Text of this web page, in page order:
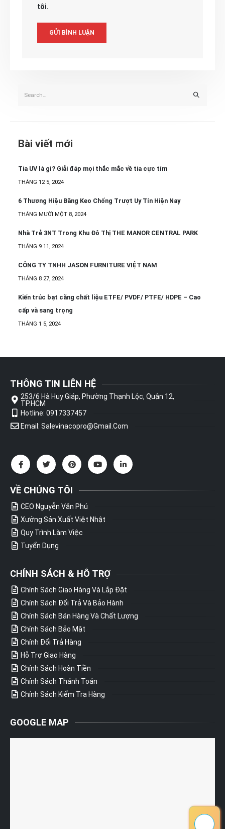
tôi.
Bài viết mới
Tia UV là gì? Giải đáp mọi thắc mắc về tia cực tím
THÁNG 12 5, 2024
6 Thương Hiệu Băng Keo Chống Trượt Uy Tín Hiện Nay
THÁNG MƯỜI MỘT 8, 2024
Nhà Trẻ 3NT Trong Khu Đô Thị THE MANOR CENTRAL PARK
THÁNG 9 11, 2024
CÔNG TY TNHH JASON FURNITURE VIỆT NAM
THÁNG 8 27, 2024
Kiến trúc bạt căng chất liệu ETFE/ PVDF/ PTFE/ HDPE – Cao
cấp và sang trọng
THÁNG 1 5, 2024
THÔNG TIN LIÊN HỆ
253/6 Hà Huy Giáp, Phường Thạnh Lộc, Quận 12,
TP.HCM
Hotline: 0917337457
Email: Salevinacopro@gmail.com
VỀ CHÚNG TÔI
CEO Nguyễn Văn Phú
Xưởng Sản Xuất Việt Nhật
Quy Trình Làm Việc
Tuyển Dụng
CHÍNH SÁCH & HỖ TRỢ
Chính Sách Giao Hàng Và Lắp Đặt
Chính Sách Đổi Trả Và Bảo Hành
Chính Sách Bán Hàng Và Chất Lượng
Chính Sách Bảo Mật
Chính Đổi Trả Hàng
Hỗ Trợ Giao Hàng
Chính Sách Hoàn Tiền
Chính Sách Thánh Toán
Chính Sách Kiểm Tra Hàng
GOOGLE MAP